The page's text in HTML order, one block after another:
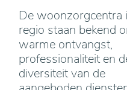
De woonzorgcentra
regio staan bekend
warme ontvangst,
professionaliteit en
diversiteit van de